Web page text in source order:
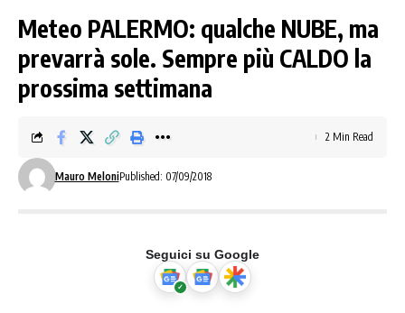
Meteo PALERMO: qualche NUBE, ma
prevarrà sole. Sempre più CALDO la
prossima settimana
Mauro MeloniPublished: 07/09/2018
2 Min Read
Seguici su Google